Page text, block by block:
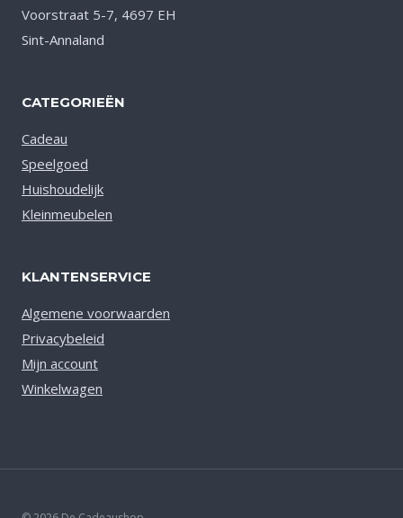
Voorstraat 5-7, 4697 EH
Sint-Annaland
CATEGORIEËN
Cadeau
Speelgoed
Huishoudelijk
Kleinmeubelen
KLANTENSERVICE
Algemene voorwaarden
Privacybeleid
Mijn account
Winkelwagen